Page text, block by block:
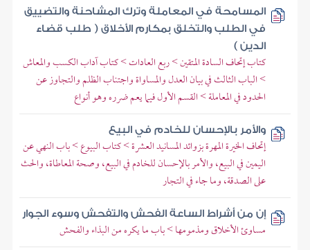
المسامحة في المعاملة وترك المشاحنة والتضييق
في الطلب والتخلق بمكارم الأخلاق ( طلب قضاء
الدين )
كتاب إتحاف السادة المتقين > ربع العادات > كتاب آداب الكسب والمعاش
> الباب الثالث في بيان العدل والمساواة واجتناب الظلم والتجاوز عن
الحدود في المعاملة > القسم الأول فيما يعم ضرره وهو أنواع
والأمر بالإحسان للخادم في البيع
إتحاف الخيرة المهرة بزوائد المسانيد العشرة > كتاب البيوع > باب النهي عن
اليمين في البيع، والأمر بالإحسان للخادم في البيع، وصحة المعاطاة، والحث
على الصدقة، وما جاء في التجار
إن من أشراط الساعة الفحش والتفحش وسوء الجوار
مساوئ الأخلاق ومذمومها > باب ما يكره من البذاء والفحش